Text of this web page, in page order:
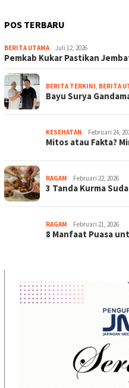
POS TERBARU
BERITA UTAMA Juli 12, 2026
Pemkab Kukar Pastikan
BERITA TERKINI BERITA
Bayu Surya
KESEHATAN Februari 24,
Mitos atau Fakta?
RAGAM Februari 22, 2026
3 Tanda Kurma
RAGAM Februari 21, 2026
8 Manfaat Puasa